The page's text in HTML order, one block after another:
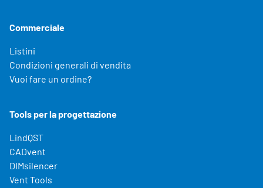
Commerciale
Listini
Condizioni generali di vendita
Vuoi fare un ordine?
Tools per la progettazione
LindQST
CADvent
DIMsilencer
Vent Tools